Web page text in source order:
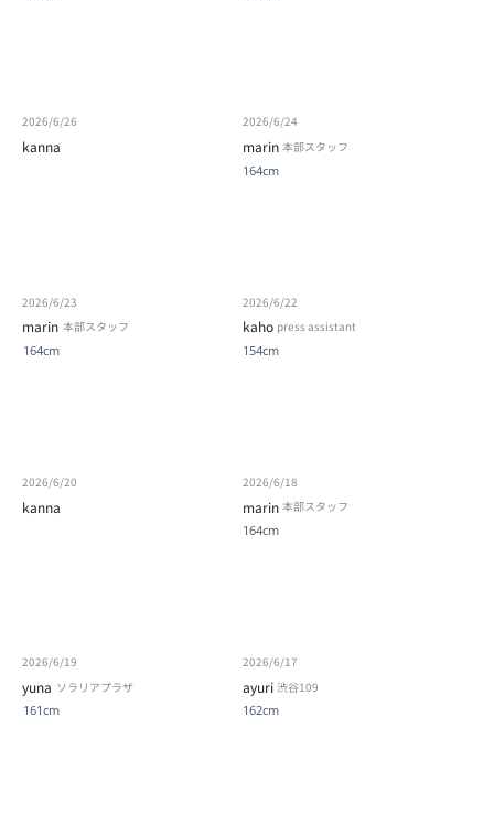
kanna
2026/6/26
marin 本部スタッフ
2026/6/24
164cm
marin 本部スタッフ
2026/6/23
164cm
kaho press assistant
2026/6/22
154cm
kanna
2026/6/20
marin 本部スタッフ
2026/6/18
164cm
yuna ソラリアプラザ
2026/6/19
161cm
ayuri 渋谷109
2026/6/17
162cm